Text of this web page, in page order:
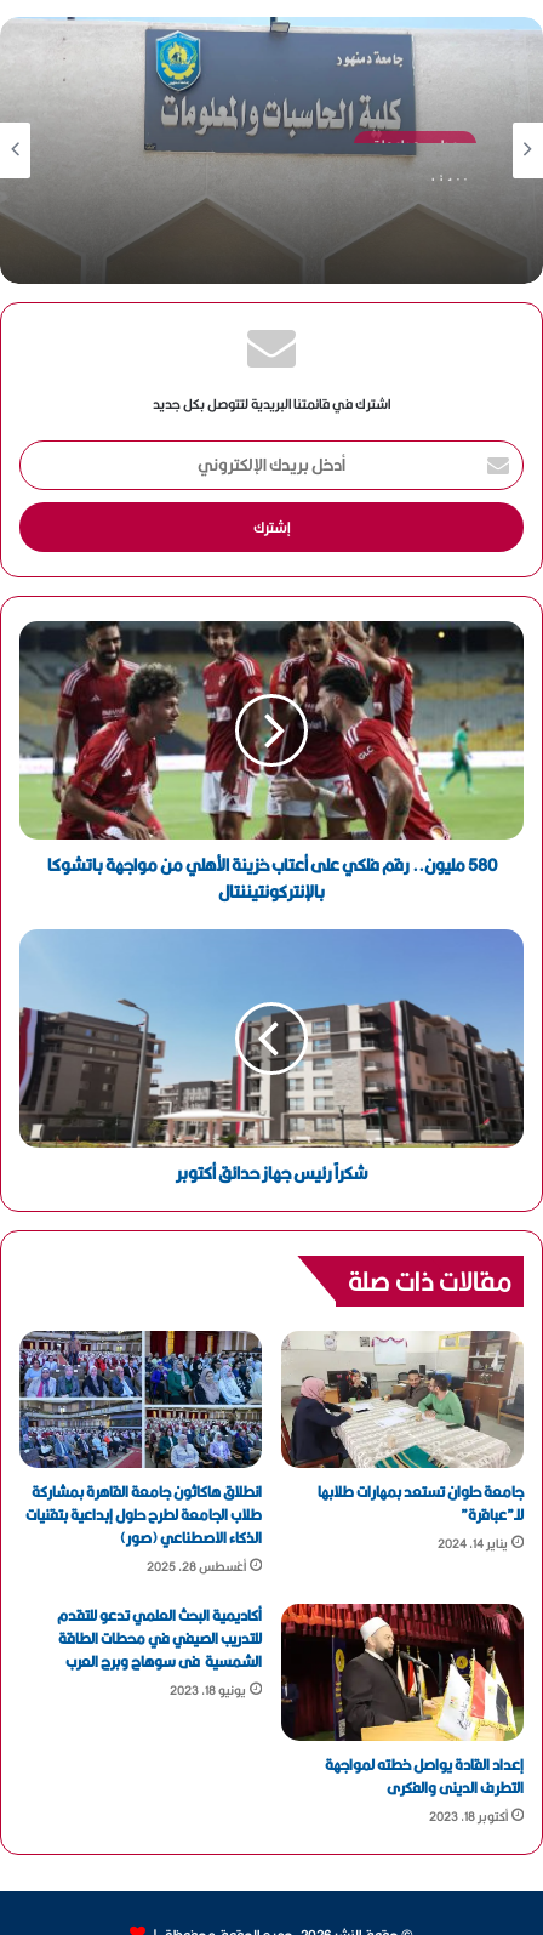
مدارس وجامعات
ضمن مبادرة “اعرف كليتك”.. جامعة دمنهور تستعرض أقسام
وبرامج كلية الحاسبات والمعلومات
اشترك في قائمتنا البريدية لتتوصل بكل جديد
أ
د
خ
ل
ر
د
ك
ا
ل
إ
ل
ر
580 مليون.. رقم فلكي على أعتاب خزينة الأهلي من مواجهة باتشوكا
بالإنتركونتيننتال
شكراً رئيس جهاز حدائق أكتوبر
مقالات ذات صلة
جامعة حلوان تستعد بمهارات طلابها
للـ”عباقرة”
يناير 14, 2024
انطلاق هاكاثون جامعة القاهرة بمشاركة
طلاب الجامعة لطرح حلول إبداعية بتقنيات
الذكاء الاصطناعي (صور)
أغسطس 28, 2025
إعداد القادة يواصل خطته لمواجهة
التطرف الدينى والفكرى
أكتوبر 18, 2023
أكاديمية البحث العلمي تدعو للتقدم
للتدريب الصيفي في محطات الطاقة
الشمسية فى سوهاج وبرج العرب
يونيو 18, 2023